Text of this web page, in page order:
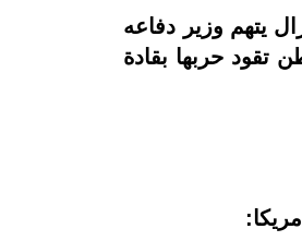
يتهم وزير دفاعه
تقود حربها بقادة